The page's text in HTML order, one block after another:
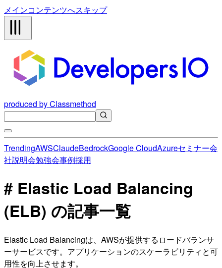
メインコンテンツへスキップ
produced by Classmethod
TrendingAWSClaudeBedrockGoogle CloudAzureセミナー会
社説明会勉強会事例採用
# Elastic Load Balancing
(ELB) の記事一覧
Elastic Load Balancingは、AWSが提供するロードバランサ
ーサービスです。アプリケーションのスケーラビリティと可
用性を向上させます。